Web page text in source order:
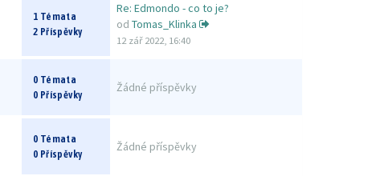
1 Témata
2 Příspěvky
Re: Edmondo - co to je?
od Tomas_Klinka
12 zář 2022, 16:40
0 Témata
0 Příspěvky
Žádné příspěvky
0 Témata
0 Příspěvky
Žádné příspěvky